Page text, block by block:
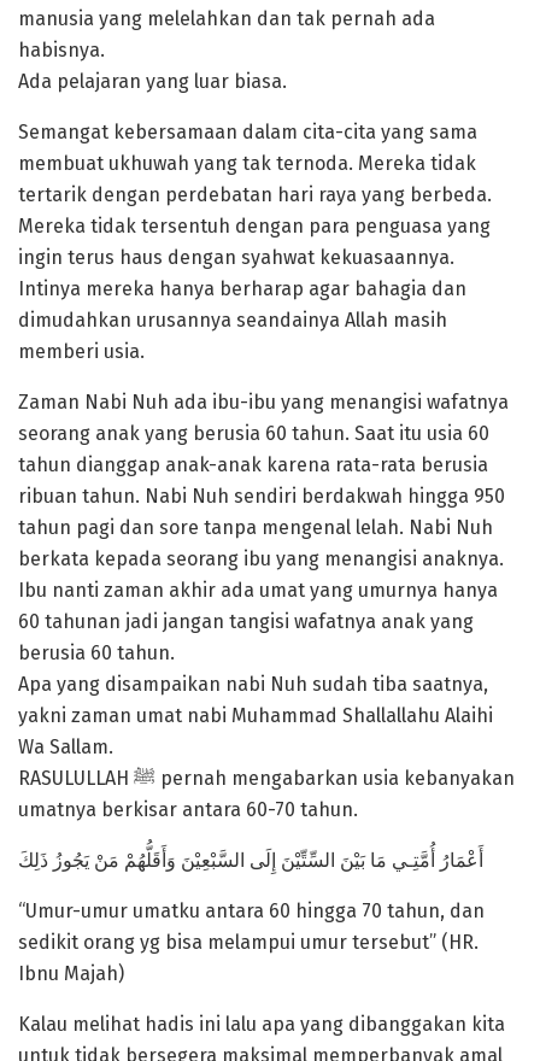
manusia yang melelahkan dan tak pernah ada
habisnya.
Ada pelajaran yang luar biasa.
Semangat kebersamaan dalam cita-cita yang sama
membuat ukhuwah yang tak ternoda. Mereka tidak
tertarik dengan perdebatan hari raya yang berbeda.
Mereka tidak tersentuh dengan para penguasa yang
ingin terus haus dengan syahwat kekuasaannya.
Intinya mereka hanya berharap agar bahagia dan
dimudahkan urusannya seandainya Allah masih
memberi usia.
Zaman Nabi Nuh ada ibu-ibu yang menangisi wafatnya
seorang anak yang berusia 60 tahun. Saat itu usia 60
tahun dianggap anak-anak karena rata-rata berusia
ribuan tahun. Nabi Nuh sendiri berdakwah hingga 950
tahun pagi dan sore tanpa mengenal lelah. Nabi Nuh
berkata kepada seorang ibu yang menangisi anaknya.
Ibu nanti zaman akhir ada umat yang umurnya hanya
60 tahunan jadi jangan tangisi wafatnya anak yang
berusia 60 tahun.
Apa yang disampaikan nabi Nuh sudah tiba saatnya,
yakni zaman umat nabi Muhammad Shallallahu Alaihi
Wa Sallam.
RASULULLAH ﷺ pernah mengabarkan usia kebanyakan
umatnya berkisar antara 60-70 tahun.
أَعْمَارُ أُمَّتِـي مَا بَيْنَ السِّتِّيْنَ إِلَى السَّبْعِيْنَ وَأَقَلُّهُمْ مَنْ يَجُوزُ ذَلِكَ
“Umur-umur umatku antara 60 hingga 70 tahun, dan
sedikit orang yg bisa melampui umur tersebut” (HR.
Ibnu Majah)
Kalau melihat hadis ini lalu apa yang dibanggakan kita
untuk tidak bersegera maksimal memperbanyak amal